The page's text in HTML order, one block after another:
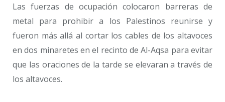
Las fuerzas de ocupación colocaron barreras de
metal para prohibir a los Palestinos reunirse y
fueron más allá al cortar los cables de los altavoces
en dos minaretes en el recinto de Al-Aqsa para evitar
que las oraciones de la tarde se elevaran a través de
los altavoces.